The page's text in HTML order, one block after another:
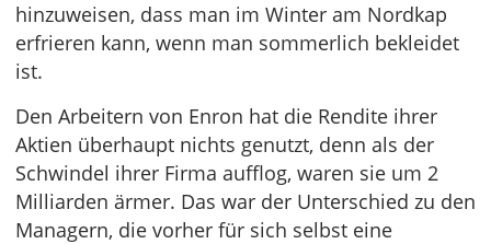
hinzuweisen, dass man im Winter am Nordkap
erfrieren kann, wenn man sommerlich bekleidet
ist.
Den Arbeitern von Enron hat die Rendite ihrer
Aktien überhaupt nichts genutzt, denn als der
Schwindel ihrer Firma aufflog, waren sie um 2
Milliarden ärmer. Das war der Unterschied zu den
Managern, die vorher für sich selbst eine